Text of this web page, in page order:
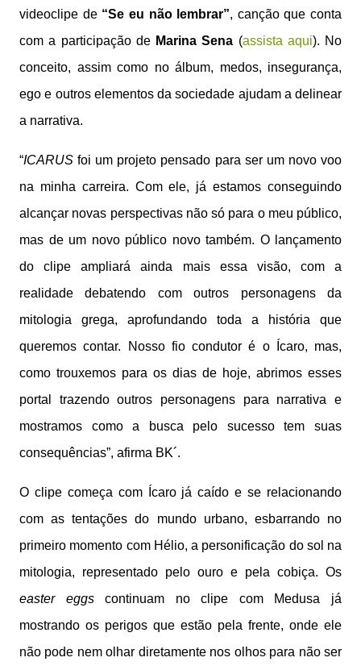
videoclipe de “Se eu não lembrar”, canção que conta
com a participação de Marina Sena (assista aqui). No
conceito, assim como no álbum, medos, insegurança,
ego e outros elementos da sociedade ajudam a delinear
a narrativa.
“ICARUS foi um projeto pensado para ser um novo voo
na minha carreira. Com ele, já estamos conseguindo
alcançar novas perspectivas não só para o meu público,
mas de um novo público novo também. O lançamento
do clipe ampliará ainda mais essa visão, com a
realidade debatendo com outros personagens da
mitologia grega, aprofundando toda a história que
queremos contar. Nosso fio condutor é o Ícaro, mas,
como trouxemos para os dias de hoje, abrimos esses
portal trazendo outros personagens para narrativa e
mostramos como a busca pelo sucesso tem suas
consequências”, afirma BK´.
O clipe começa com Ícaro já caído e se relacionando
com as tentações do mundo urbano, esbarrando no
primeiro momento com Hélio, a personificação do sol na
mitologia, representado pelo ouro e pela cobiça. Os
easter eggscontinuam no clipe com Medusa já
mostrando os perigos que estão pela frente, onde ele
não pode nem olhar diretamente nos olhos para não ser